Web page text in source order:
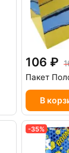
106
Пакет
В
-35%